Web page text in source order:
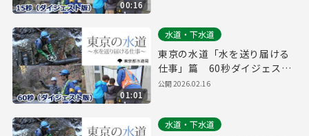
00:16
01:01
水道・下水道
東京の水道「水を送り届ける
仕事」篇 60秒ダイジェスト
版
公開2026.02.16
水道・下水道